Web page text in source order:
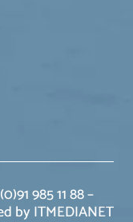
985 11 88 –
by ITMEDIANET